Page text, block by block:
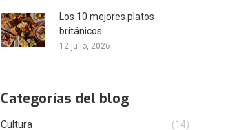
Los 10 mejores platos
británicos
12 julio, 2026
Categorías del blog
Cultura
(14)